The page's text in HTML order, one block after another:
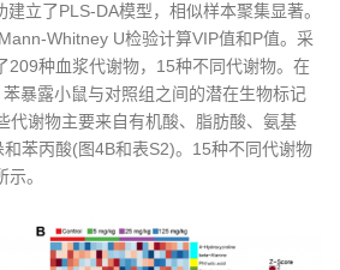
立了PLS-DA模型，相似样本聚集显著。
Whitney U检验计算VIP值和P值。采
209种血浆代谢物，15种不同代谢物。在
暴露小鼠与对照组之间的潜在生物标记
代谢物主要来自有机酸、脂肪酸、氨基
苯丙酸(图4B和表S2)。15种不同代谢物
。